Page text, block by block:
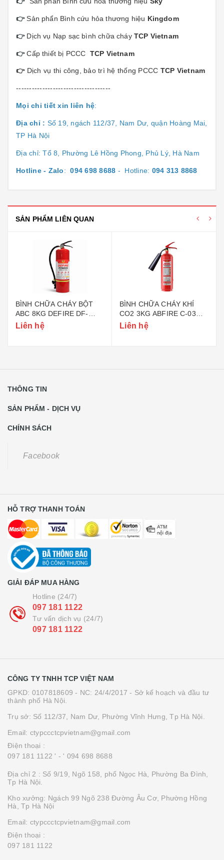
👉Sản phẩn Bình cứu hỏa thương hiệu Kingdom
👉 Dịch vụ Nạp sạc bình chữa cháy TCP Vietnam
👉Cấp thiết bị PCCC TCP Vietnam
👉 Dịch vụ thi công, bảo trì hệ thống PCCC TCP Vietnam
------------------------------------
Mọi chi tiết xin liên hệ:
Địa chỉ : Số 19, ngách 112/37, Nam Dư, quận Hoàng Mai,
TP Hà Nội
Địa chỉ: Tổ 8, Phường Lê Hồng Phong, Phủ Lý, Hà Nam
Hotline - Zalo:094 698 8688 - Hotline: 094 313 8868
SẢN PHẨM LIÊN QUAN
BÌNH CHỮA CHÁY BỘT
ABC 8KG DEFIRE DF-
ABC8 (BỘ CÔNG AN)
Liên hệ
BÌNH CHỮA CHÁY KHÍ
CO2 3KG ABFIRE C-03
(TEM BỘ CÔNG AN)
Liên hệ
THÔNG TIN
SẢN PHẨM - DỊCH VỤ
CHÍNH SÁCH
Facebook
HỖ TRỢ THANH TOÁN
GIẢI ĐÁP MUA HÀNG
Hotline (24/7)
097 181 1122
Tư vấn dịch vụ (24/7)
097 181 1122
CÔNG TY TNHH TCP VIỆT NAM
GPKD: 0107818609 - NC: 24/4/2017 - Sở kế hoạch và đầu tư
thành phố Hà Nội.
Trụ sở: Số 112/37, Nam Dư, Phường Vĩnh Hưng, Tp Hà Nội.
Email: ctypccctcpvietnam@gmail.com
Điện thoại :
097 181 1122 ' - ' 094 698 8688
Địa chỉ 2 : Số 9/19, Ngõ 158, phố Ngọc Hà, Phường Ba Đình,
Tp Hà Nội.
Kho xưởng: Ngách 99 Ngõ 238 Đường Âu Cơ, Phường Hồng
Hà, Tp Hà Nội
Email: ctypccctcpvietnam@gmail.com
Điện thoại :
097 181 1122